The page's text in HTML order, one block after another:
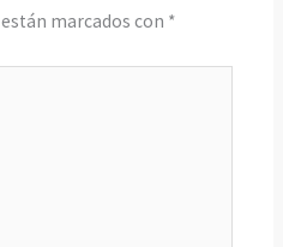
marcados con *